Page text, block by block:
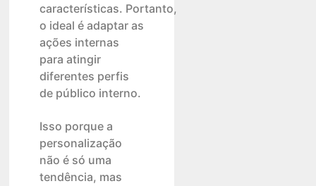
características. Portanto,
o ideal é adaptar as
ações internas
para atingir
diferentes perfis
de público interno.
Isso porque a
personalização
não é só uma
tendência, mas